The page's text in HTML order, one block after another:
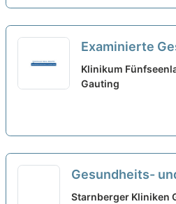
Examinierte
(m/w/d)
Klinikum
Gauting
Gesundheits-
(m/w/d) für die
Starnberger Kliniken